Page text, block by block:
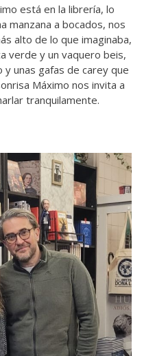
está en la librería, lo
manzana a bocados, nos
alto de lo que imaginaba,
verde y un vaquero beis,
y unas gafas de carey que
Máximo nos invita a
tranquilamente.